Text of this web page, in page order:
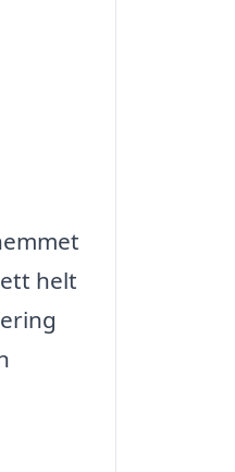
helt